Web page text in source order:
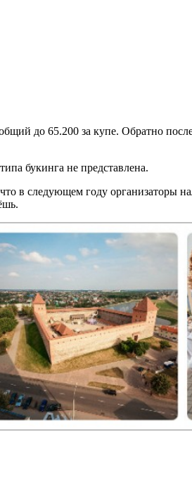
до 65.200 за купе. Обратно
букинга не представлена.
в следующем году организаторы